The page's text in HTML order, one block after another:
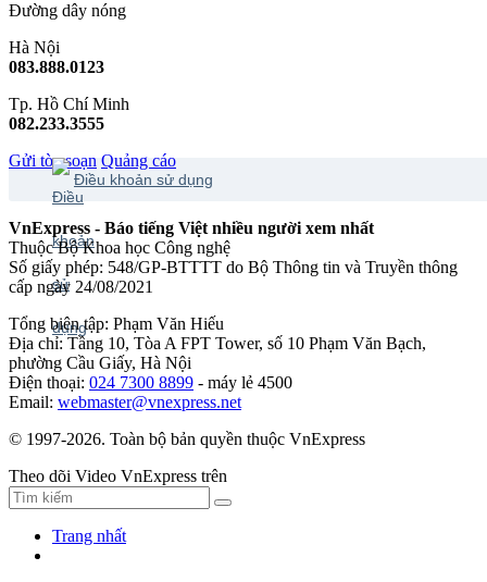
Đường dây nóng
Hà Nội
083.888.0123
Tp. Hồ Chí Minh
082.233.3555
Gửi tòa soạn Quảng cáo
Điều khoản sử dụng
VnExpress - Báo tiếng Việt nhiều người xem nhất
Thuộc Bộ Khoa học Công nghệ
Số giấy phép: 548/GP-BTTTT do Bộ Thông tin và Truyền thông
cấp ngày 24/08/2021
Tổng biên tập: Phạm Văn Hiếu
Địa chỉ: Tầng 10, Tòa A FPT Tower, số 10 Phạm Văn Bạch,
phường Cầu Giấy, Hà Nội
Điện thoại: 024 7300 8899 - máy lẻ 4500
Email: webmaster@vnexpress.net
© 1997-2026. Toàn bộ bản quyền thuộc VnExpress
Theo dõi Video VnExpress trên
Trang nhất